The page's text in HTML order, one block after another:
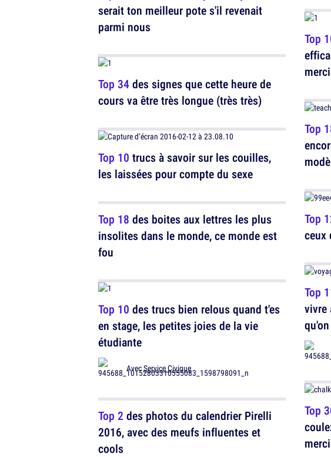
serait ton meilleur pote s'il revenait
parmi nous
Top 34des signes que cette heure de
cours va être très longue (très très)
Top 10 trucs à savoir sur les couilles,
les laissées pour compte du sexe
Top 18 des boites aux lettres les plus
insolites dans le monde, ce monde est
fou
Top 10 des trucs bien relous quand t'es
en stage, les petites joies de la vie
étudiante
AvecService Civique
Top 2 des photos du calendrier Pirelli
2016, avec des meufs influentes et
cools
Top
Top
Top
ceux
Top
vivre
Top
merci